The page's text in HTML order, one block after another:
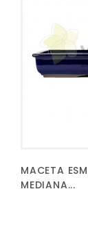
MACETA
MEDIANA...